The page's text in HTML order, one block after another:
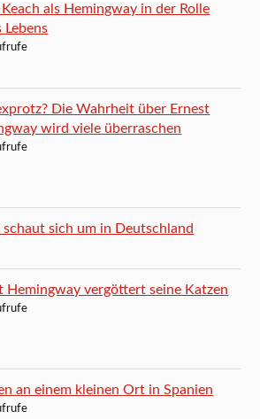
als Hemingway in der Rolle
Lebens
Die Wahrheit über Ernest
wird viele überraschen
schaut sich um in Deutschland
Hemingway vergöttert seine Katzen
an einem kleinen Ort in Spanien